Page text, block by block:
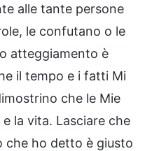
alle tante persone
le confutano o le
atteggiamento è
il tempo e i fatti Mi
che le Mie
la vita. Lasciare che
che ho detto è giusto